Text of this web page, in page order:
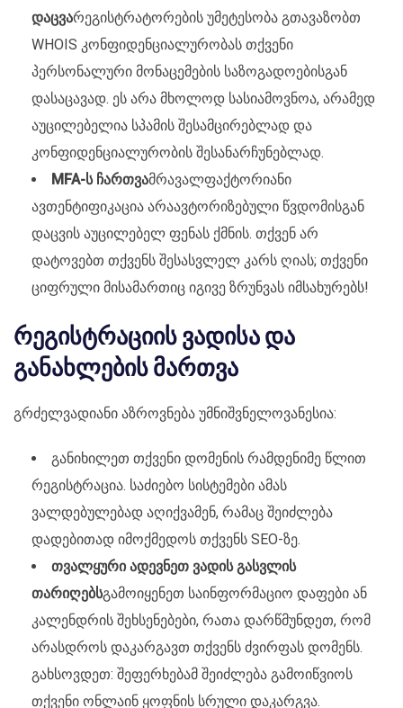
დაცვარეგისტრატორების უმეტესობა გთავაზობთ
WHOIS კონფიდენციალურობას თქვენი
პერსონალური მონაცემების საზოგადოებისგან
დასაცავად. ეს არა მხოლოდ სასიამოვნოა, არამედ
აუცილებელია სპამის შესამცირებლად და
კონფიდენციალურობის შესანარჩუნებლად.
MFA-ს ჩართვამრავალფაქტორიანი
ავთენტიფიკაცია არაავტორიზებული წვდომისგან
დაცვის აუცილებელ ფენას ქმნის. თქვენ არ
დატოვებთ თქვენს შესასვლელ კარს ღიას; თქვენი
ციფრული მისამართიც იგივე ზრუნვას იმსახურებს!
რეგისტრაციის ვადისა და
განახლების მართვა
გრძელვადიანი აზროვნება უმნიშვნელოვანესია:
განიხილეთ თქვენი დომენის რამდენიმე წლით
რეგისტრაცია. საძიებო სისტემები ამას
ვალდებულებად აღიქვამენ, რამაც შეიძლება
დადებითად იმოქმედოს თქვენს SEO-ზე.
თვალყური ადევნეთ ვადის გასვლის
თარიღებსგამოიყენეთ საინფორმაციო დაფები ან
კალენდრის შეხსენებები, რათა დარწმუნდეთ, რომ
არასდროს დაკარგავთ თქვენს ძვირფას დომენს.
გახსოვდეთ: შეფერხებამ შეიძლება გამოიწვიოს
თქვენი ონლაინ ყოფნის სრული დაკარგვა.